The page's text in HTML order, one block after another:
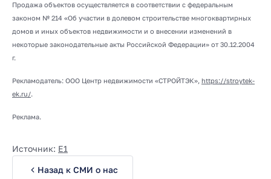
Продажа объектов осуществляется в соответствии с федеральным
законом № 214 «Об участии в долевом строительстве многоквартирных
домов и иных объектов недвижимости и о внесении изменений в
некоторые законодательные акты Российской Федерации» от 30.12.2004
г.
Рекламодатель: ООО Центр недвижимости «СТРОЙТЭК», https://stroytek-
ek.ru/.
Реклама.
Источник: E1
Назад к СМИ о нас